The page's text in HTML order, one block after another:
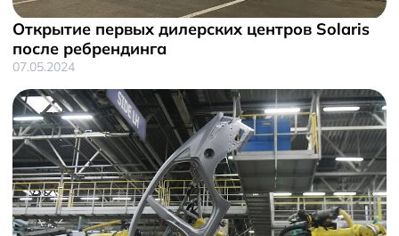
Открытие первых дилерских центров Solaris
после ребрендинга
07.05.2024